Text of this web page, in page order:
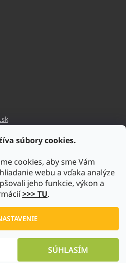
súbory cookies.
cookies, aby sme Vám
webu a vďaka analýze
jeho funkcie, výkon a
>>> TU.
SÚHLASÍM
@bb-techniks.r.o.7746
. Všetky práva vyhradené.
cookies